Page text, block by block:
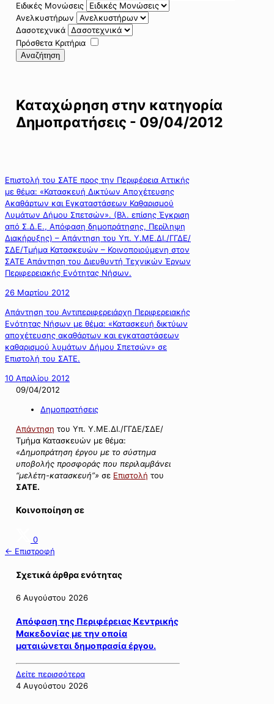
Ειδικές Μονώσεις
Ανελκυστήρων
Δασοτεχνικά
Πρόσθετα Κριτήρια
Αναζήτηση
Καταχώρηση στην κατηγορία
Δημοπρατήσεις - 09/04/2012
Επιστολή του ΣΑΤΕ προς την Περιφέρεια Αττικής
με θέμα: «Κατασκευή Δικτύων Αποχέτευσης
Ακαθάρτων και Εγκαταστάσεων Καθαρισμού
Λυμάτων Δήμου Σπετσών». (Βλ. επίσης Έγκριση
από Σ.Δ.Ε., Απόφαση δημοπράτησης, Περίληψη
Διακήρυξης) – Απάντηση του Υπ. Υ.ΜΕ.ΔΙ./ΓΓΔΕ/
ΣΔΕ/Τμήμα Κατασκευών – Κοινοποιούμενη στον
ΣΑΤΕ Απάντηση του Διευθυντή Τεχνικών Έργων
Περιφερειακής Ενότητας Νήσων.
26 Μαρτίου 2012
Απάντηση του Αντιπεριφερειάρχη Περιφερειακής
Ενότητας Νήσων με θέμα: «Κατασκευή δικτύων
αποχέτευσης ακαθάρτων και εγκαταστάσεων
καθαρισμού λυμάτων Δήμου Σπετσών» σε
Επιστολή του ΣΑΤΕ.
10 Απριλίου 2012
09/04/2012
Δημοπρατήσεις
Απάντηση του Υπ. Υ.ΜΕ.ΔΙ./ΓΓΔΕ/ΣΔΕ/
Τμήμα Κατασκευών με θέμα:
«Δημοπράτηση έργου με το σύστημα
υποβολής προσφοράς που περιλαμβάνει
“μελέτη-κατασκευή”» σε Επιστολή του
ΣΑΤΕ.
Κοινοποίηση σε
0
← Επιστροφή
Σχετικά άρθρα ενότητας
6 Αυγούστου 2026
Απόφαση της Περιφέρειας Κεντρικής
Μακεδονίας με την οποία
ματαιώνεται δημοπρασία έργου.
Δείτε περισσότερα
4 Αυγούστου 2026